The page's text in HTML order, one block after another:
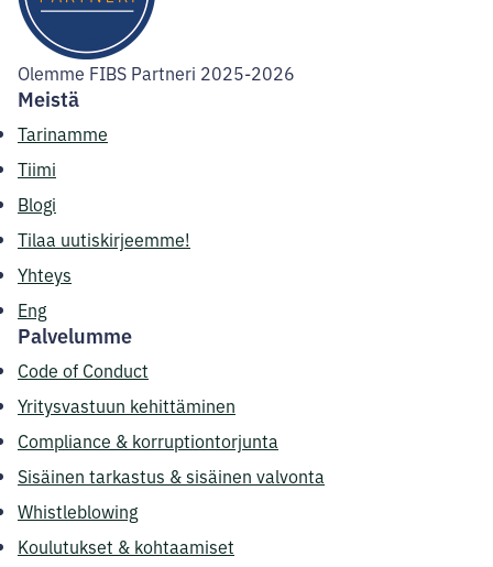
Olemme FIBS Partneri 2025-2026
Meistä
Tarinamme
Tiimi
Blogi
Tilaa uutiskirjeemme!
Yhteys
Eng
Palvelumme
Code of Conduct
Yritysvastuun kehittäminen
Compliance & korruptiontorjunta
Sisäinen tarkastus & sisäinen valvonta
Whistleblowing
Koulutukset & kohtaamiset